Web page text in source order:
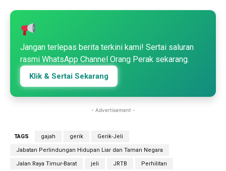
Jangan terlepas berita terkini kami! Sertai saluran
rasmi WhatsApp Channel Orang Perak sekarang.
Klik & Sertai Sekarang
- Advertisement -
TAGS gajah gerik Gerik-Jeli
Jabatan Perlindungan Hidupan Liar dan Taman Negara
Jalan Raya Timur-Barat jeli JRTB Perhilitan